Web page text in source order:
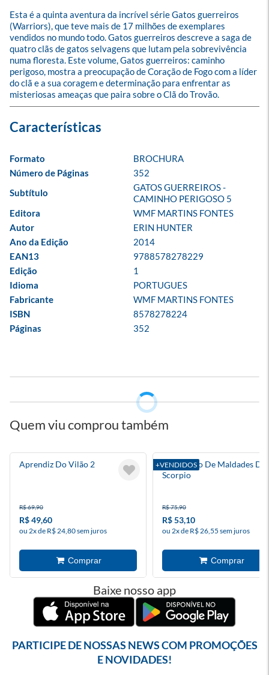
Esta é a quinta aventura da incrível série Gatos guerreiros
(Warriors), que teve mais de 17 milhões de exemplares
vendidos no mundo todo. Gatos guerreiros descreve a saga de
quatro clãs de gatos selvagens que lutam pela sobrevivência
numa floresta. Este volume, Gatos guerreiros: caminho
perigoso, mostra a preocupação de Coração de Fogo com a líder
do clã e a sua coragem e determinação para enfrentar as
misteriosas ameaças que paira sobre o Clã do Trovão.
Formato
BROCHURA
Número de Páginas
352
Subtítulo
GATOS GUERREIROS -
CAMINHO PERIGOSO 5
Editora
WMF MARTINS FONTES
Autor
ERIN HUNTER
Ano da Edição
2014
EAN13
9788578278229
Edição
1
Idioma
PORTUGUES
Fabricante
WMF MARTINS FONTES
ISBN
8578278224
Páginas
352
Quem viu comprou também
Aprendiz Do Vilão 2
R$ 69,90
R$ 49,60
ou 2x de R$ 24,80 sem juros
+VENDIDOS
O Caderno De Maldades Do
Scorpio
R$ 75,90
R$ 53,10
ou 2x de R$ 26,55 sem juros
Baixe nosso app
PARTICIPE DE NOSSAS NEWS COM PROMOÇÕES
E NOVIDADES!